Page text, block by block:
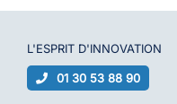
L'ESPRIT D'INNOVATION
01 30 53 88 90